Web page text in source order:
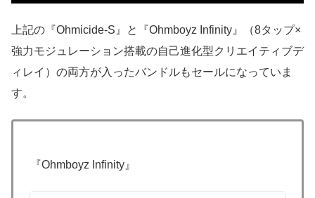
上記の『Ohmicide-S』と『Ohmboyz Infinity』（8タップ×
強力モジュレーション搭載の自己進化型クリエイティブデ
ィレイ）の両方が入ったバンドルもセールになっていま
す。
『Ohmboyz Infinity』